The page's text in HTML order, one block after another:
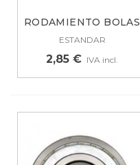
RODAMIENTO BOLAS
629ZZ
ESTANDAR
2,85 € IVA incl.